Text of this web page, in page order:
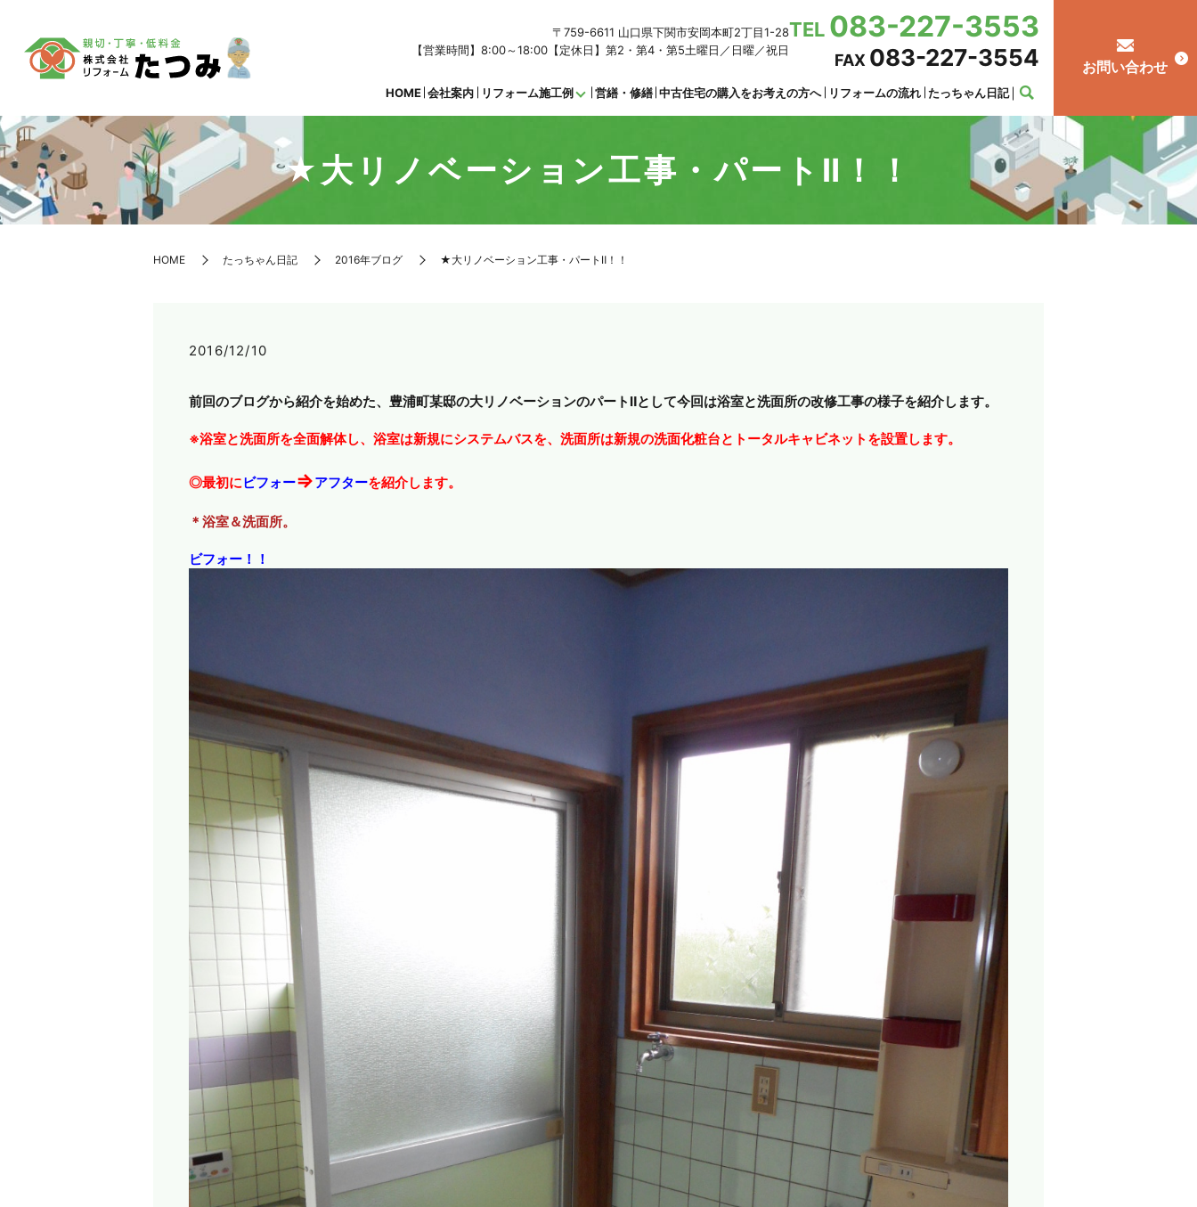
HOME 会社案内 リフォーム施工例 営繕・修繕 中古住宅の購入をお考えの方へ リフォームの流れ たっちゃん日記
お問い合わせ
〒759-6611 山口県下関市安岡本町2丁目1-28
【営業時間】8:00～18:00【定休日】第2・第4・第5土曜日／日曜／祝日
TEL 083-227-3553
FAX 083-227-3554
★大リノベーション工事・パートⅡ！！
HOME たっちゃん日記 2016年ブログ ★大リノベーション工事・パートⅡ！！
2016/12/10
前回のブログから紹介を始めた、豊浦町某邸の大リノベーションのパートⅡとして今回は浴室と洗面所の改修工事の様子を紹介します。
※浴室と洗面所を全面解体し、浴室は新規にシステムバスを、洗面所は新規の洗面化粧台とトータルキャビネットを設置します。
◎最初にビフォー⇒アフターを紹介します。
＊浴室＆洗面所。
ビフォー！！